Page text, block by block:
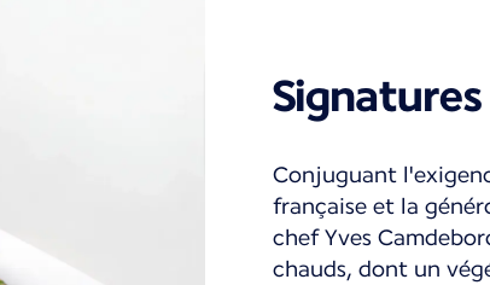
Conjuguant
française et la
chef Yves
chauds, dont un